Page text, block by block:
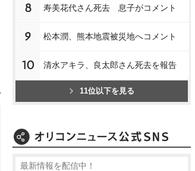
8 寿美花代さん死去 息子がコメント
9 松本潤、熊本地震被災地へコメント
10 清水アキラ、良太郎さん死去を報告
11位以下を見る
最新情報を配信中！